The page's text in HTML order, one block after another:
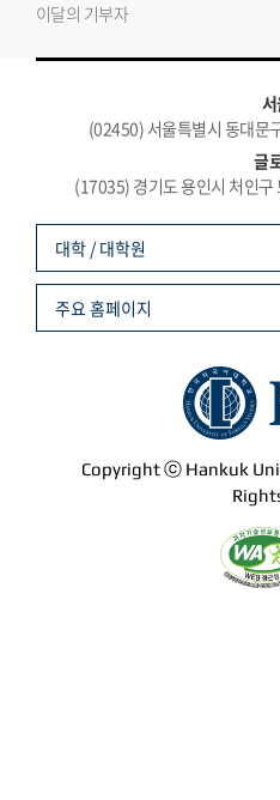
이달의 기부자
(02450) 서울특별시 동대
글
(17035) 경기도 용인시 처인
Copyright ⓒ Hankuk
대학 / 대학원
주요 홈페이지